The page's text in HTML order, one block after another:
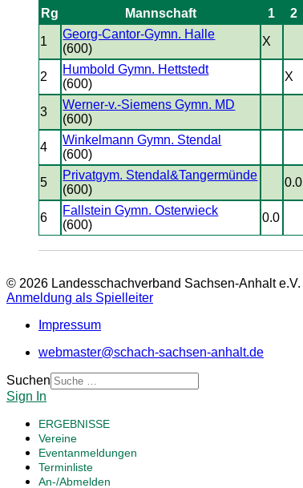
Rg
Mannschaft 1 2
1
Georg-Cantor-Gymn. Halle
(600)
X
2
Humbold Gymn. Hettstedt
(600)
X
3
Werner-v.-Siemens Gymn. MD
(600)
4
Winkelmann Gymn. Stendal
(600)
5
Privatgym. Stendal&Tangermünde
(600)
0.0
6
Fallstein Gymn. Osterwieck
(600)
0.0
© 2026 Landesschachverband Sachsen-Anhalt e.V.
Anmeldung als Spielleiter
Impressum
webmaster@schach-sachsen-anhalt.de
Suchen
Sign In
ERGEBNISSE
Vereine
Eventanmeldungen
Terminliste
An-/Abmelden